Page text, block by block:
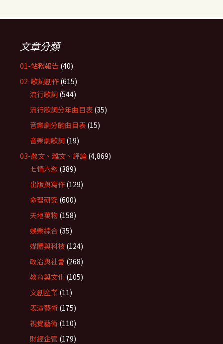
文章分類
01-站務報告 (40)
02-歌詞創作 (615)
流行歌詞 (544)
流行歌詞分年曲目表 (35)
音樂劇分齣曲目表 (15)
音樂劇歌詞 (19)
03-散文、雜文、評論 (4,869)
七情六慾 (389)
出版與寫作 (129)
命理研究 (600)
天地萬物 (158)
娛樂綜合 (35)
媒體與科技 (124)
政治與社會 (268)
教育與文化 (105)
文創產業 (11)
表演藝術 (175)
視覺藝術 (110)
財經企管 (179)